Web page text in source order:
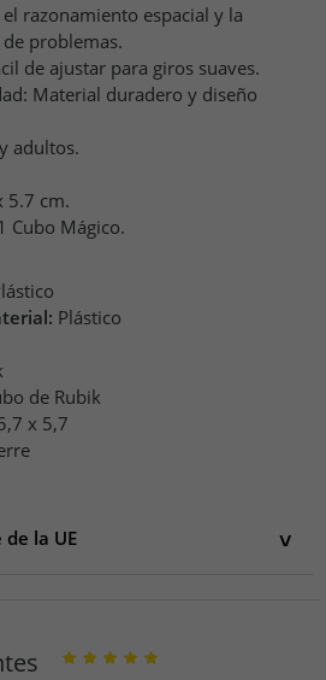
razonamiento espacial y la
problemas.
de ajustar para giros suaves.
Material duradero y diseño
adultos.
5.7 cm.
Cubo Mágico.
Plástico
de Rubik
x 5,7
la UE